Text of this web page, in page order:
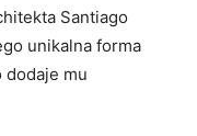
Santiago
unikalna forma
dodaje mu